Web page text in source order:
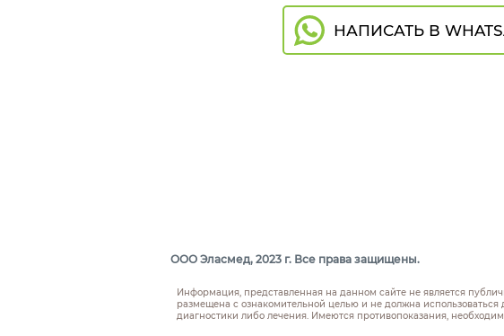
НАПИСАТЬ В
ООО Эласмед, 2023 г. Все права защищены.
Информация, представленная на данном сайте не является
размещена с ознакомительной целью и не должна использоваться
диагностики либо лечения. Имеются противопоказания,